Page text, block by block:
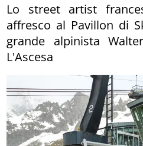
Lo street artist
affresco al Pavillon di
grande alpinista
L'Ascesa